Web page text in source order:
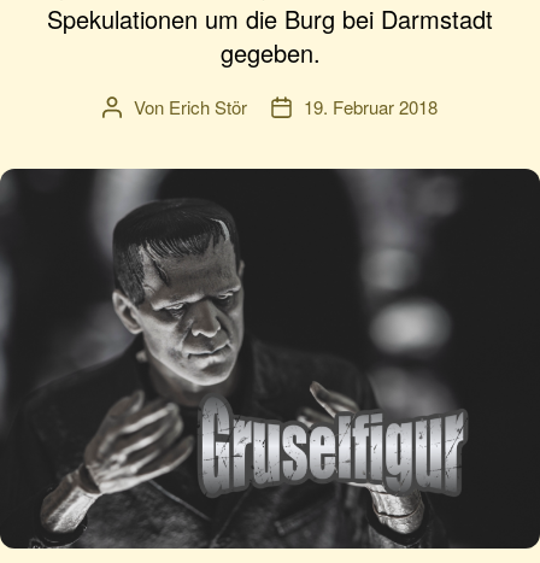
Spekulationen um die Burg bei Darmstadt
gegeben.
Beitragsautor
Von Erich Stör Veröffentlichungsdatum
19. Februar 2018